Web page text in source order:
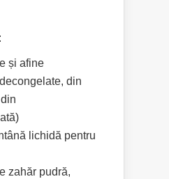
și afine
din
lichidă pentru
zahăr pudră,